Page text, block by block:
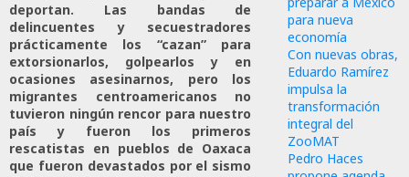
deportan. Las bandas de
delincuentes y secuestradores
prácticamente los “cazan” para
extorsionarlos, golpearlos y en
ocasiones asesinarnos, pero los
migrantes centroamericanos no
tuvieron ningún rencor para nuestro
país y fueron los primeros
rescatistas en pueblos de Oaxaca
que fueron devastados por el sismo
para nueva
economía
Con nuevas obras,
Eduardo Ramírez
impulsa la
transformación
integral del
ZooMAT
Pedro Haces